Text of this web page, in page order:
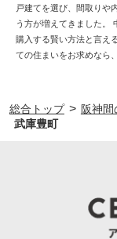
戸建てを選び、間取りや
う方が増えてきました。
購入する賢い方法と言え
ての住まいをお求めなら
総合トップ > 阪神
武庫豊町